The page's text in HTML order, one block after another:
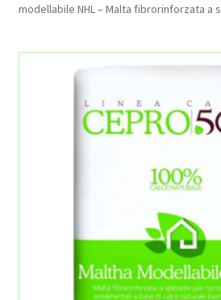
Privacy Policy
Termini e condizioni d’uso
modellabile NHL – Malta fibrorinforzata a